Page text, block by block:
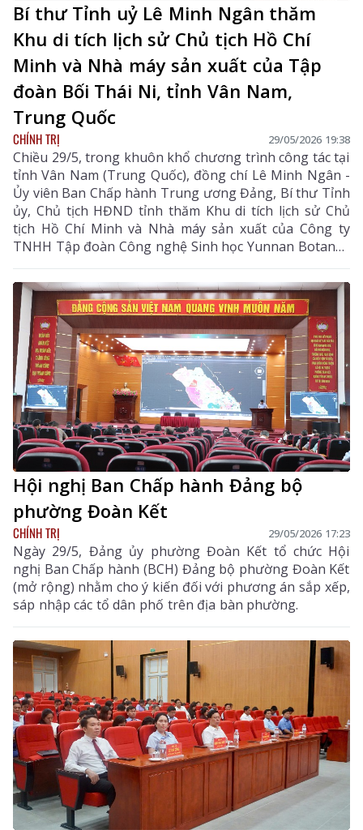
Bí thư Tỉnh uỷ Lê Minh Ngân thăm
Khu di tích lịch sử Chủ tịch Hồ Chí
Minh và Nhà máy sản xuất của Tập
đoàn Bối Thái Ni, tỉnh Vân Nam,
Trung Quốc
CHÍNH TRỊ 29/05/2026 19:38
Chiều 29/5, trong khuôn khổ chương trình công tác tại
tỉnh Vân Nam (Trung Quốc), đồng chí Lê Minh Ngân -
Ủy viên Ban Chấp hành Trung ương Đảng, Bí thư Tỉnh
ủy, Chủ tịch HĐND tỉnh thăm Khu di tích lịch sử Chủ
tịch Hồ Chí Minh và Nhà máy sản xuất của Công ty
TNHH Tập đoàn Công nghệ Sinh học Yunnan Botanee
(Bối Thái Ni) tại thành phố Côn Minh, tỉnh Vân Nam.
Cùng đi có các đồng chí Ủy viên Ban Thường vụ Tỉnh
ủy; lãnh đạo một số sở, ban, ngành tỉnh; đại diện các
doanh nghiệp trên địa bàn tỉnh; Đoàn đại biểu các tỉnh
Lào Cai, Điện Biên, Tuyên Quang.
Hội nghị Ban Chấp hành Đảng bộ
phường Đoàn Kết
CHÍNH TRỊ 29/05/2026 17:23
Ngày 29/5, Đảng ủy phường Đoàn Kết tổ chức Hội
nghị Ban Chấp hành (BCH) Đảng bộ phường Đoàn Kết
(mở rộng) nhằm cho ý kiến đối với phương án sắp xếp,
sáp nhập các tổ dân phố trên địa bàn phường.